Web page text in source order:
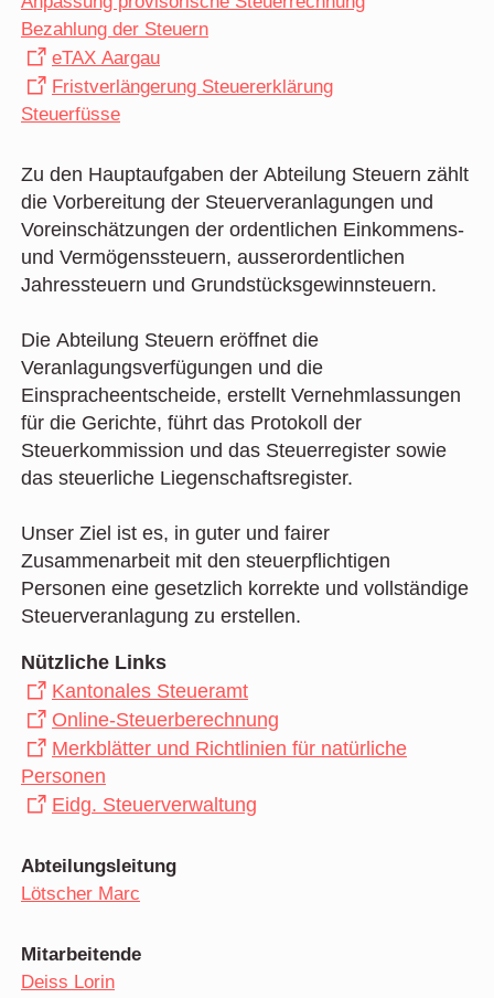
Bezahlung der Steuern
eTAX Aargau
Fristverlängerung Steuererklärung
Steuerfüsse
Zu den Hauptaufgaben der Abteilung Steuern zählt
die Vorbereitung der Steuerveranlagungen und
Voreinschätzungen der ordentlichen Einkommens-
und Vermögenssteuern, ausserordentlichen
Jahressteuern und Grundstücksgewinnsteuern.
Die Abteilung Steuern eröffnet die
Veranlagungsverfügungen und die
Einspracheentscheide, erstellt Vernehmlassungen
für die Gerichte, führt das Protokoll der
Steuerkommission und das Steuerregister sowie
das steuerliche Liegenschaftsregister.
Unser Ziel ist es, in guter und fairer
Zusammenarbeit mit den steuerpflichtigen
Personen eine gesetzlich korrekte und vollständige
Steuerveranlagung zu erstellen.
Nützliche Links
Kantonales Steueramt
Online-Steuerberechnung
Merkblätter und Richtlinien für natürliche
Personen
Eidg. Steuerverwaltung
Abteilungsleitung
Lötscher Marc
Mitarbeitende
Deiss Lorin